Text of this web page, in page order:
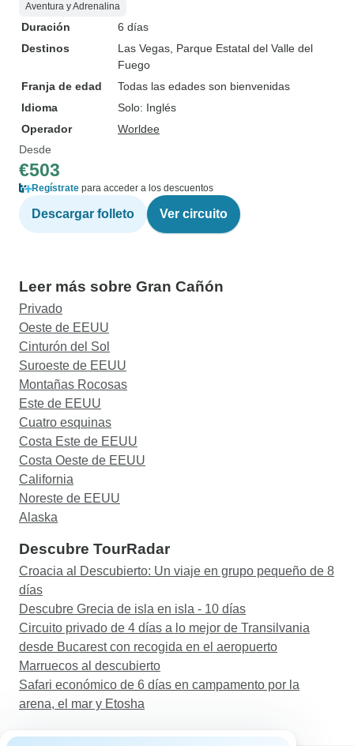
Aventura y Adrenalina
Duración
6 días
Destinos
Las Vegas , Parque Estatal del Valle del
Fuego
Franja de edad
Todas las edades son bienvenidas
Idioma
Solo: Inglés
Operador
Worldee
Desde
€503
Regístrate para acceder a los descuentos
Descargar folleto Ver circuito
Leer más sobre Gran Cañón
Privado
Oeste de EEUU
Cinturón del Sol
Suroeste de EEUU
Montañas Rocosas
Este de EEUU
Cuatro esquinas
Costa Este de EEUU
Costa Oeste de EEUU
California
Noreste de EEUU
Alaska
Descubre TourRadar
Croacia al Descubierto: Un viaje en grupo pequeño de 8
días
Descubre Grecia de isla en isla - 10 días
Circuito privado de 4 días a lo mejor de Transilvania
desde Bucarest con recogida en el aeropuerto
Marruecos al descubierto
Safari económico de 6 días en campamento por la
arena, el mar y Etosha